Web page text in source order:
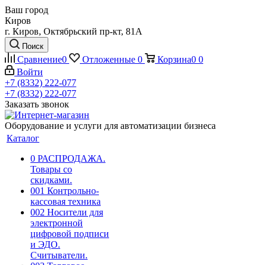
Ваш город
Киров
г. Киров, Октябрьский пр-кт, 81А
Поиск
Сравнение0 Отложенные 0 Корзина0 0
Войти
+7 (8332) 222-077
+7 (8332) 222-077
Заказать звонок
Оборудование и услуги для автоматизации бизнеса
Каталог
0 РАСПРОДАЖА.
Товары со
скидками.
001 Контрольно-
кассовая техника
002 Носители для
электронной
цифровой подписи
и ЭДО.
Считыватели.